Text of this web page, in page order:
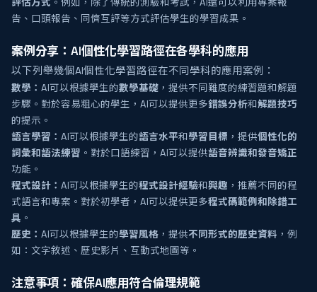
評估方式 。例如，除了傳統的測驗和考試，AI還可以利用專案報
告、口頭報告、同儕互評等方式評估學生的學習成果。
案例分享：AI個性化學習路徑在各學科的應用
以下列舉幾個AI個性化學習路徑在不同學科的應用案例：
數學： AI可以根據學生的數學基礎 ，提供不同難度的練習題和解題
步驟。對於容易粗心的學生，AI可以提供更多錯誤分析和解題技巧
的提示。
語言學習： AI可以根據學生的語言水平和學習目標 ，提供個性化的
詞彙和語法練習 。對於口語練習，AI可以提供語音辨識和發音矯正
功能。
程式設計： AI可以根據學生的程式設計經驗和興趣 ，推薦不同的程
式語言和專案。對於初學者，AI可以提供更多程式碼範例和除錯工
具 。
歷史： AI可以根據學生的學習風格 ，提供不同形式的歷史資料 ，例
如：文字敘述、歷史影片、互動式地圖等。
注意事項：確保AI應用符合倫理規範